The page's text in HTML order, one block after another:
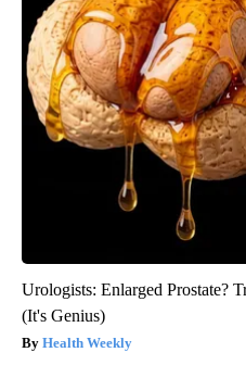
Urologists: Enlarged Prostate?
(It's Genius)
Health Weekly